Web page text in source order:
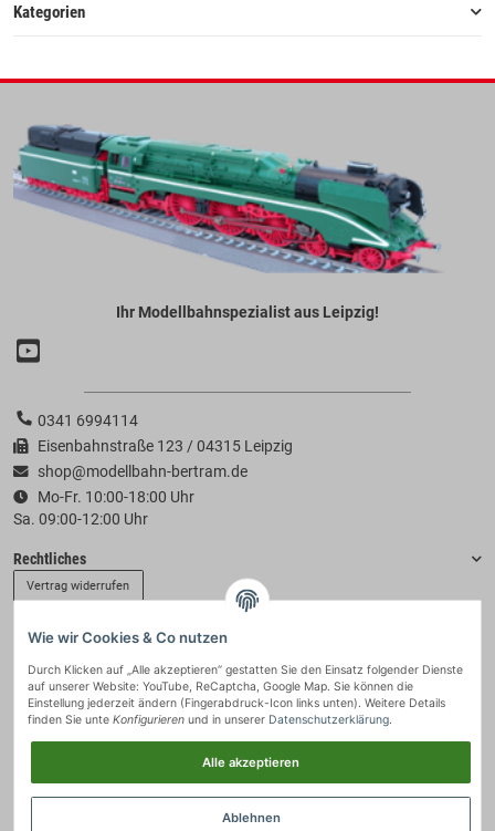
Kategorien
Ihr Modellbahnspezialist aus Leipzig!
0341 6994114
Eisenbahnstraße 123 / 04315 Leipzig
shop@modellbahn-bertram.de
Mo-Fr. 10:00-18:00 Uhr
Sa. 09:00-12:00 Uhr
Rechtliches
Vertrag widerrufen
Zahlung & Versand
Wie wir Cookies & Co nutzen
Durch Klicken auf „Alle akzeptieren“ gestatten Sie den Einsatz folgender Dienste
auf unserer Website: YouTube, ReCaptcha, Google Map. Sie können die
Einstellung jederzeit ändern (Fingerabdruck-Icon links unten). Weitere Details
finden Sie unte Konfigurieren und in unserer Datenschutzerklärung.
Alle akzeptieren
Ablehnen